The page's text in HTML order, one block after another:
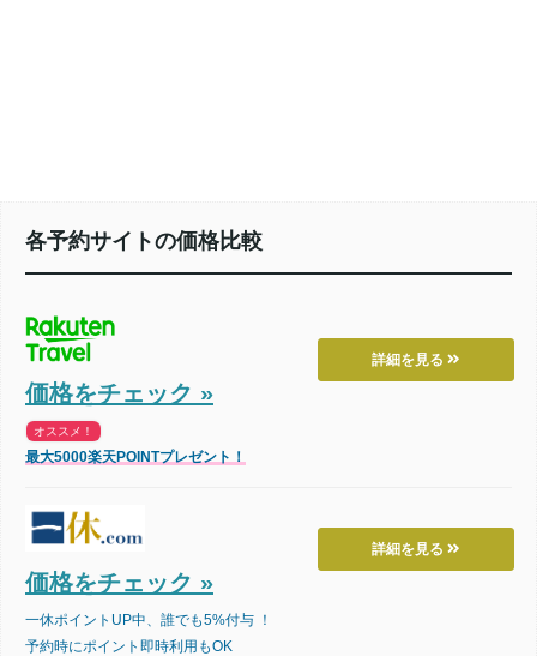
各予約サイトの価格比較
詳細を見る
価格をチェック »
オススメ！
最大5000楽天POINTプレゼント！
詳細を見る
価格をチェック »
一休ポイントUP中、誰でも5%付与 ！
予約時にポイント即時利用もOK